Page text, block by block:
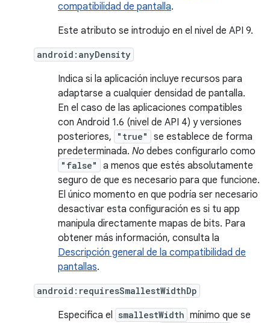
compatibilidad de pantalla.
Este atributo se introdujo en el nivel de API 9.
android:anyDensity
Indica si la aplicación incluye recursos para
adaptarse a cualquier densidad de pantalla.
En el caso de las aplicaciones compatibles
con Android 1.6 (nivel de API 4) y versiones
posteriores,
"true"
se establece de forma
predeterminada. No debes configurarlo como
"false"
a menos que estés absolutamente
seguro de que es necesario para que funcione.
El único momento en que podría ser necesario
desactivar esta configuración es si tu app
manipula directamente mapas de bits. Para
obtener más información, consulta la
Descripción general de la compatibilidad de
pantallas.
android:requiresSmallestWidthDp
Especifica el smallestWidth mínimo que se